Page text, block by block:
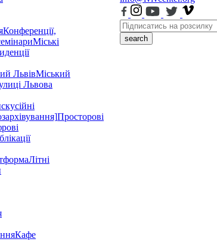
Конференції,
Міські
ЛьвівМіський
Львова
Просторові
Літні
Кафе
search